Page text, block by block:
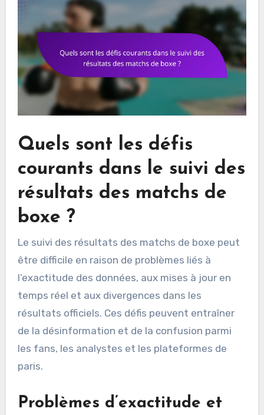
Quels sont les défis
courants dans le suivi des
résultats des matchs de
boxe ?
Le suivi des résultats des matchs de boxe peut
être difficile en raison de problèmes liés à
l’exactitude des données, aux mises à jour en
temps réel et aux divergences dans les
résultats officiels. Ces défis peuvent entraîner
de la désinformation et de la confusion parmi
les fans, les analystes et les plateformes de
paris.
Problèmes d’exactitude et